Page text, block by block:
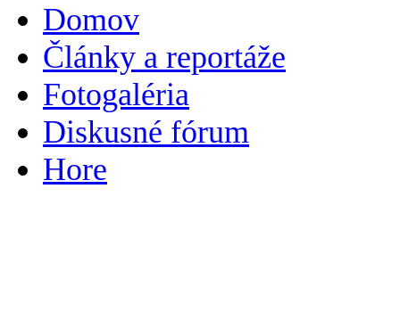
Domov
Články a reportáže
Fotogaléria
Diskusné fórum
Hore